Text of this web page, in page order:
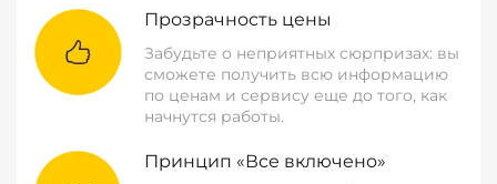
Прозрачность цены
Забудьте о неприятных сюрпризах: вы
сможете получить всю информацию
по ценам и сервису еще до того, как
начнутся работы.
Принцип «Все включено»